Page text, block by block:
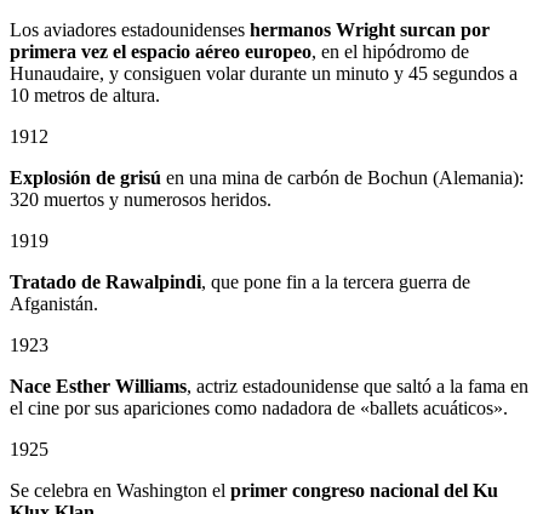
Los aviadores estadounidenses hermanos Wright surcan por
primera vez el espacio aéreo europeo, en el hipódromo de
Hunaudaire, y consiguen volar durante un minuto y 45 segundos a
10 metros de altura.
1912
Explosión de grisú en una mina de carbón de Bochun (Alemania):
320 muertos y numerosos heridos.
1919
Tratado de Rawalpindi, que pone fin a la tercera guerra de
Afganistán.
1923
Nace Esther Williams, actriz estadounidense que saltó a la fama en
el cine por sus apariciones como nadadora de «ballets acuáticos».
1925
Se celebra en Washington el primer congreso nacional del Ku